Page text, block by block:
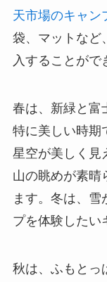
天市場のキャン
袋、マットなど
入することがで
春は、新緑と富
特に美しい時期
星空が美しく見
山の眺めが素晴
ます。冬は、
プを体験したい
秋は、ふもとっ